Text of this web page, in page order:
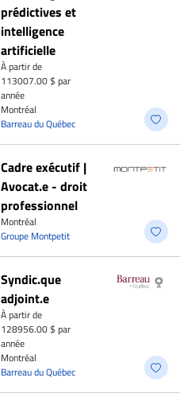
prédictives et
intelligence
artificielle
À partir de
113007.00 $ par
année
Montréal
Barreau du Québec
Cadre exécutif |
Avocat.e - droit
professionnel
Montréal
Groupe Montpetit
Syndic.que
adjoint.e
À partir de
128956.00 $ par
année
Montréal
Barreau du Québec